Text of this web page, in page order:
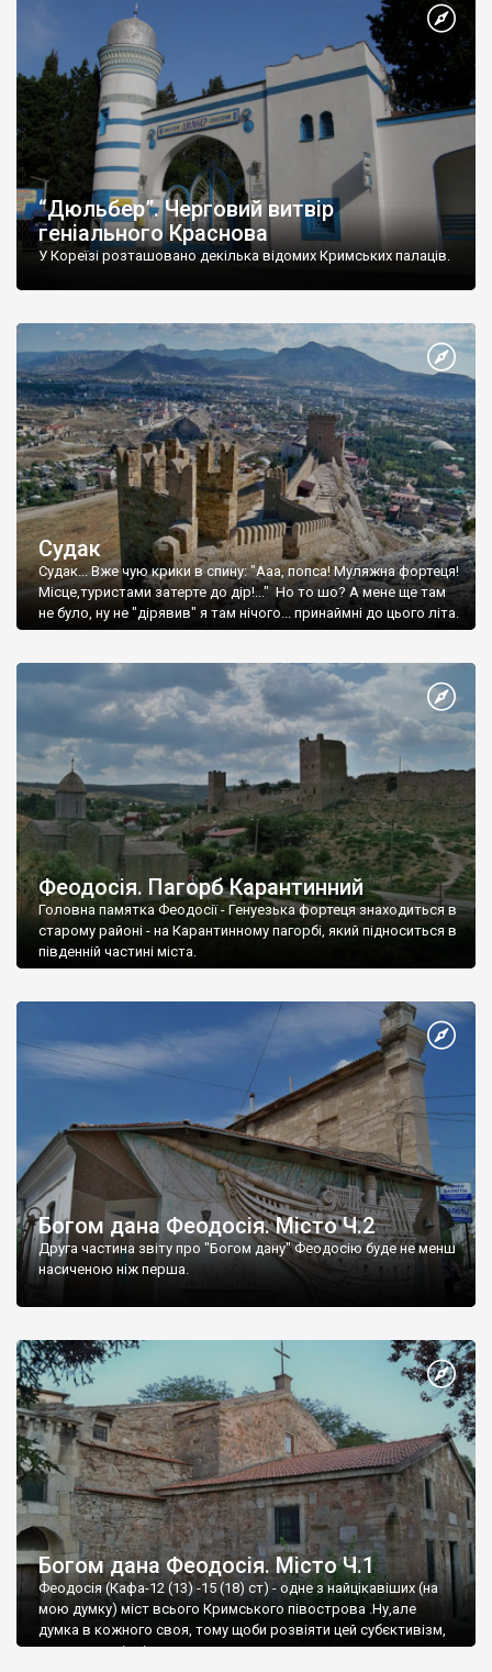
“Дюльбер”. Черговий витвір
геніального Краснова
У Кореїзі розташовано декілька відомих Кримських палаців.
Судак
Судак... Вже чую крики в спину: "Ааа, попса! Муляжна фортеця!
Місце,туристами затерте до дір!..." Но то шо? А мене ще там
не було, ну не "дірявив" я там нічого... принаймні до цього літа.
Феодосія. Пагорб Карантинний
Головна памятка Феодосії - Генуезька фортеця знаходиться в
старому районі - на Карантинному пагорбі, який підноситься в
південній частині міста.
Богом дана Феодосія. Місто Ч.2
Друга частина звіту про "Богом дану" Феодосію буде не менш
насиченою ніж перша.
Богом дана Феодосія. Місто Ч.1
Феодосія (Кафа-12 (13) -15 (18) ст) - одне з найцікавіших (на
мою думку) міст всього Кримського півострова .Ну,але
думка в кожного своя, тому щоби розвіяти цей субєктивізм,
запрошую відвідати це